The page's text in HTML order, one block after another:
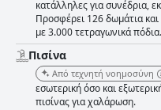
κατάλληλες για συνέδρια,
Προσφέρει 126 δωμάτια
με 3.000 τετραγωνικά πόδια.
Πισίνα
Από τεχνητή νοημοσύνη
εσωτερική όσο και
πισίνας για χαλάρωση.